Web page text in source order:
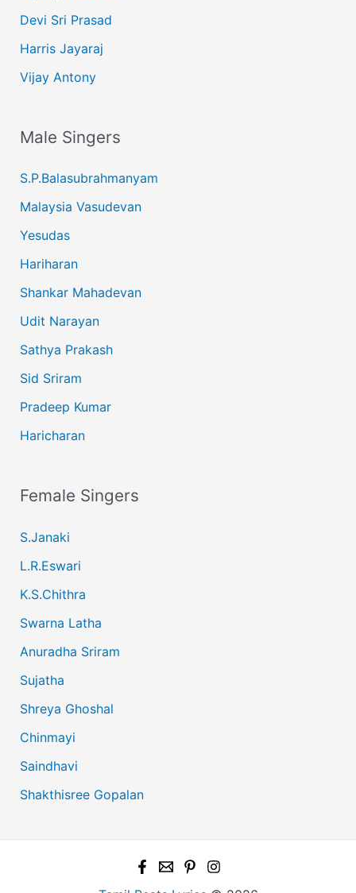
Devi Sri Prasad
Harris Jayaraj
Vijay Antony
Male Singers
S.P.Balasubrahmanyam
Malaysia Vasudevan
Yesudas
Hariharan
Shankar Mahadevan
Udit Narayan
Sathya Prakash
Sid Sriram
Pradeep Kumar
Haricharan
Female Singers
S.Janaki
L.R.Eswari
K.S.Chithra
Swarna Latha
Anuradha Sriram
Sujatha
Shreya Ghoshal
Chinmayi
Saindhavi
Shakthisree Gopalan